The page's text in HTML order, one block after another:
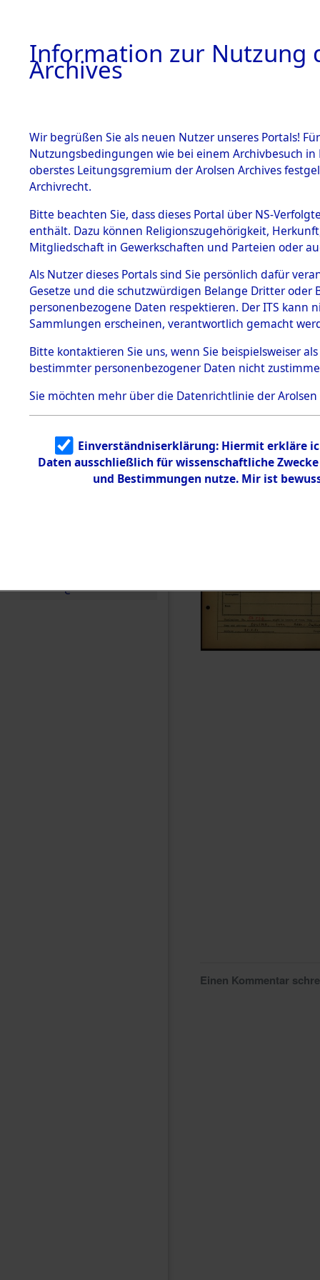
BESTÄNDE
1.
mente
5. Verschiedenes
5.3
Todesmärsche
5.3.1 Alliierte
Erhebungen
zu
Todesmärsch
en
5.3.2
Identifizierun
g
5.3.3
Todesmärsch
e
Dead -
Branch -
0086
Einen Kommentar
Information zur Nutzung
Archives
Wir begrüßen Sie als neuen Nutzer unseres Portals!
Nutzungsbedingungen wie bei einem Archivbesuch
oberstes Leitungsgremium der Arolsen Archives
Archivrecht.
Bitte beachten Sie, dass dieses Portal über NS-
enthält. Dazu können Religionszugehörigkeit,
Mitgliedschaft in Gewerkschaften und Parteien oder
Als Nutzer dieses Portals sind Sie persönlich dafür
Gesetze und die schutzwürdigen Belange Dritter
personenbezogene Daten respektieren. Der ITS
Sammlungen erscheinen, verantwortlich gemacht
Bitte kontaktieren Sie uns, wenn Sie beispielsweiser
bestimmter personenbezogener Daten nicht
Sie möchten mehr über die Datenrichtlinie der Arolsen
Einverständniserklärung: Hiermit erkläre
Daten ausschließlich für wissenschaftliche
und Bestimmungen nutze. Mir ist